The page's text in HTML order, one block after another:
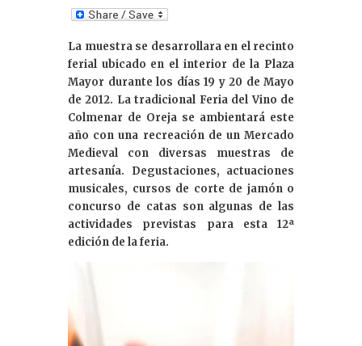
k
e
dI
n
La muestra se desarrollara en el recinto
ferial ubicado en el interior de la Plaza
Mayor durante los días 19 y 20 de Mayo
de 2012. La tradicional Feria del Vino de
Colmenar de Oreja se ambientará este
año con una recreación de un Mercado
Medieval con diversas muestras de
artesanía. Degustaciones, actuaciones
musicales, cursos de corte de jamón o
concurso de catas son algunas de las
actividades previstas para esta 12ª
edición de la feria.